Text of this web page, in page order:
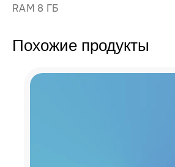
RAM 8 ГБ
Похожие продукты